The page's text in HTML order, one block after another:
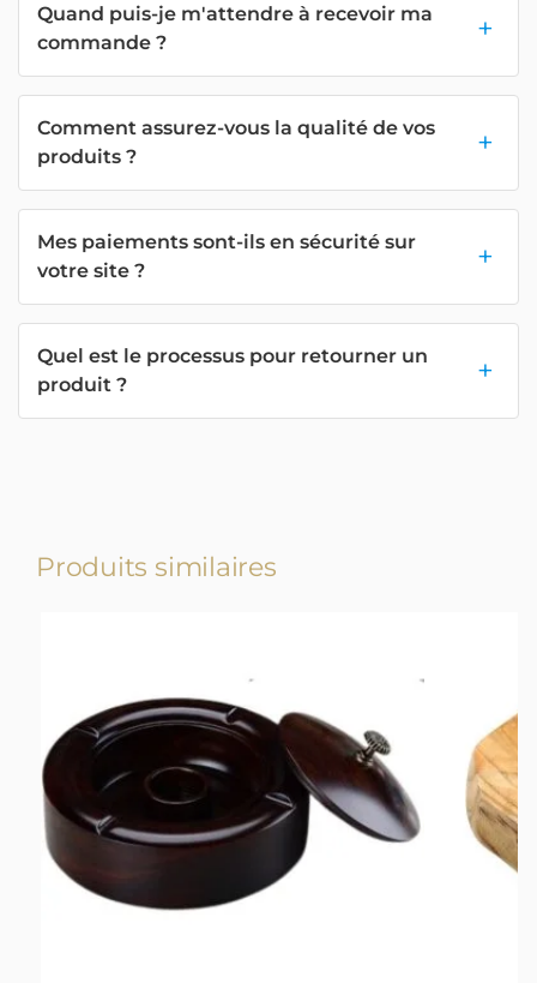
Quand puis-je m'attendre à recevoir ma
commande ?
Comment assurez-vous la qualité de vos
produits ?
Mes paiements sont-ils en sécurité sur
votre site ?
Quel est le processus pour retourner un
produit ?
Produits similaires